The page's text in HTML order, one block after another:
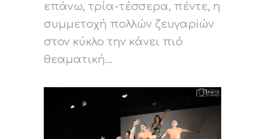
επάνω, τρία-τέσσερα, πέντε, η
συμμετοχή πολλών ζευγαρiών
στον κύκλο την κάνει πιό
θεαματική...